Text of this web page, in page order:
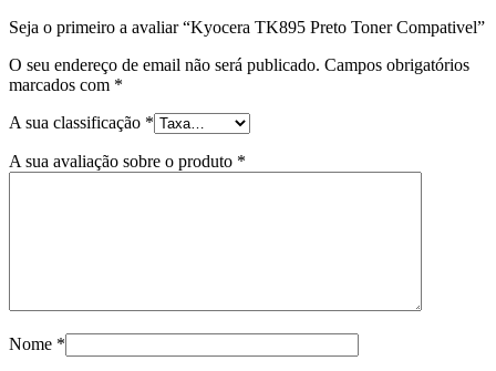
Seja o primeiro a avaliar “Kyocera TK895 Preto Toner Compativel”
O seu endereço de email não será publicado. Campos obrigatórios
marcados com *
A sua classificação *
A sua avaliação sobre o produto *
Nome *